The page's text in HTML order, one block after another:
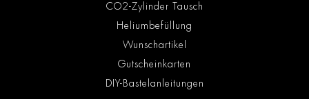
CO2-Zylinder Tausch
Heliumbefüllung
Wunschartikel
Gutscheinkarten
DIY-Bastelanleitungen